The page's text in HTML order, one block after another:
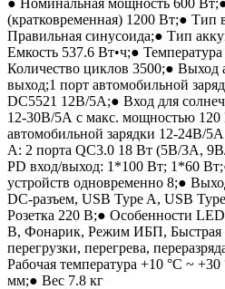
(кратковременная) 1200 Вт;● Тип
Правильная синусоида;● Тип
Емкость 537.6 Вт•ч;● Температура
Количество циклов 3500;● Выход
выход;1 порт автомобильной
DC5521 12В/5А;● Вход для
12-30В/5А с макс. мощностью 120
автомобильной зарядки 12-24В/
A: 2 порта QC3.0 18 Вт (5В/3А,
PD вход/выход: 1*100 Вт; 1*60
устройств одновременно 8;●
DC-разъем, USB Type A, USB
Розетка 220 B;● Особенности
В, Фонарик, Режим ИБП, Быстрая
перегрузки, перегрева,
Рабочая температура +10 °C ~
мм;● Вес 7.8 кг